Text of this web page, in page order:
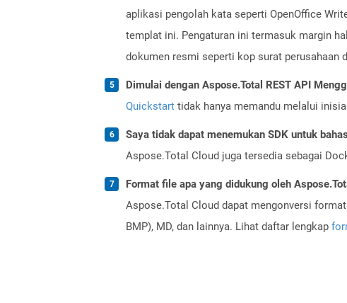
aplikasi pengolah kata seperti OpenOffice
templat ini. Pengaturan ini termasuk margin
dokumen resmi seperti kop surat perusahaan
Dimulai dengan Aspose.Total REST API
Quickstart tidak hanya memandu melalui
Saya tidak dapat menemukan SDK untuk
Aspose.Total Cloud juga tersedia sebagai
Format file apa yang didukung oleh
Aspose.Total Cloud dapat mengonversi format
BMP), MD, dan lainnya. Lihat daftar lengkap